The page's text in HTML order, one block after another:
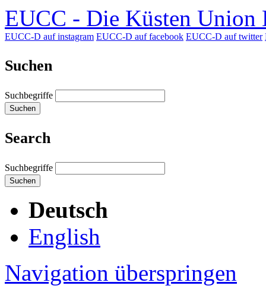
EUCC - Die Küsten Union
EUCC-D auf instagram EUCC-D auf facebook EUCC-D auf twitter
Suchen
Suchbegriffe
Suchen
Search
Suchbegriffe
Suchen
Deutsch
English
Navigation überspringen